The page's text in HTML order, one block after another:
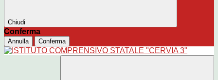
Chiudi
Conferma
Annulla Conferma